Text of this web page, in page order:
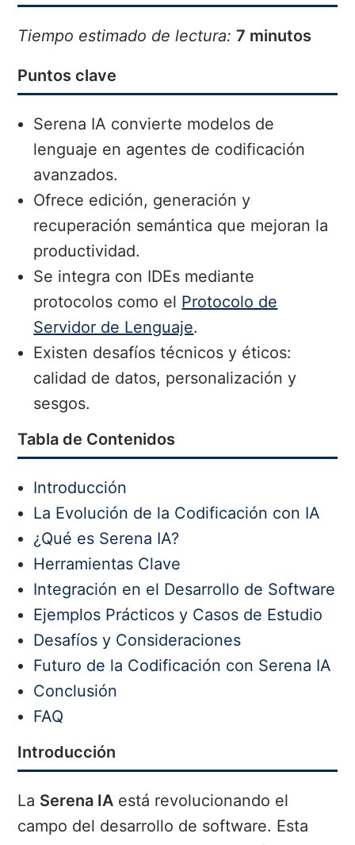
Tiempo estimado de lectura: 7 minutos
Puntos clave
Serena IA convierte modelos de
lenguaje en agentes de codificación
avanzados.
Ofrece edición, generación y
recuperación semántica que mejoran la
productividad.
Se integra con IDEs mediante
protocolos como el Protocolo de
Servidor de Lenguaje.
Existen desafíos técnicos y éticos:
calidad de datos, personalización y
sesgos.
Tabla de Contenidos
Introducción
La Evolución de la Codificación con IA
¿Qué es Serena IA?
Herramientas Clave
Integración en el Desarrollo de Software
Ejemplos Prácticos y Casos de Estudio
Desafíos y Consideraciones
Futuro de la Codificación con Serena IA
Conclusión
FAQ
Introducción
La Serena IA está revolucionando el
campo del desarrollo de software. Esta